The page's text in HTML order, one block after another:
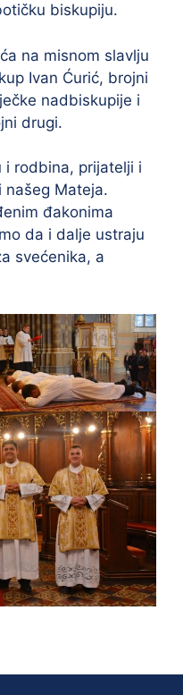
biskupiju.
na misnom slavlju
Ivan Ćurić, brojni
nadbiskupije i
drugi.
i rodbina, prijatelji i
našeg Mateja.
đakonima
da i dalje ustraju
svećenika, a